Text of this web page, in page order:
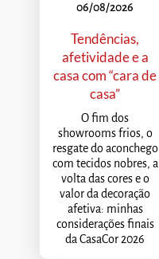
06/08/2026
Tendências,
afetividade e a
casa com “cara de
casa”
O fim dos
showrooms frios, o
resgate do aconchego
com tecidos nobres, a
volta das cores e o
valor da decoração
afetiva: minhas
considerações finais
da CasaCor 2026